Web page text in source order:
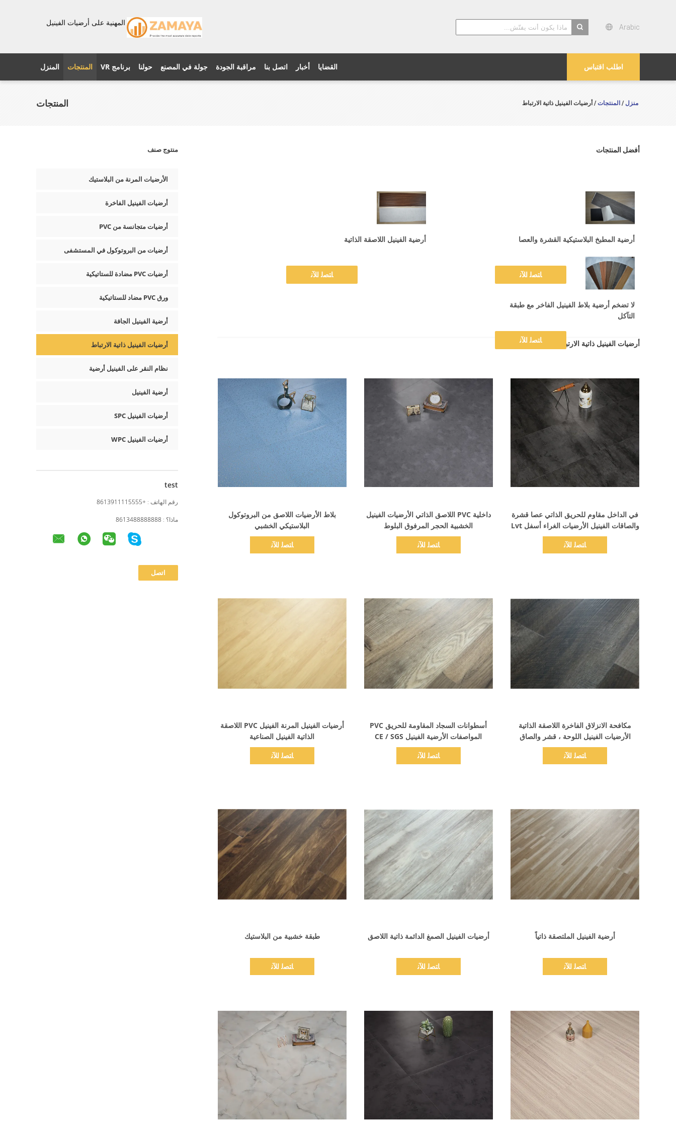
المهنية على أرضيات الفينيل
Arabic
اطلب اقتباس المنزل المنتجات برنامج VR حولنا جولة في المصنع مراقبة الجودة اتصل بنا أخبار القضايا
المنتجات منزل /المنتجات/ أرضيات الفينيل ذاتية الارتباط
منتوج صنف
الأرضيات المرنة من البلاستيك
أرضيات الفينيل الفاخرة
أرضيات متجانسة من PVC
أرضيات من البروتوكول في المستشفى
أرضيات PVC مضادة للستاتيكية
ورق PVC مضاد للستاتيكية
أرضية الفينيل الجافة
أرضيات الفينيل ذاتية الارتباط
نظام النقر على الفينيل أرضية
أرضية الفينيل
أرضيات الفينيل SPC
أرضيات الفينيل WPC
test
رقم الهاتف : +8613911115555
ماذا؟ :
أفضل المنتجات
أرضية المطبخ البلاستيكية القشرة والعصا
ﺎﺘﺼﻟ ﺍﻶﻧ
أرضية الفينيل اللاصقة الذاتية
ﺎﺘﺼﻟ ﺍﻶﻧ
لا تضخم أرضية بلاط الفينيل الفاخر مع طبقة
التآكل
ﺎﺘﺼﻟ ﺍﻶﻧ أرضيات الفينيل ذاتية الارتباط
بلاط الأرضيات اللاصق من البروتوكول
البلاستيكي الخشبي
ﺎﺘﺼﻟ ﺍﻶﻧ
اظهر التفاصيل
داخلية PVC اللاصق الذاتي الأرضيات الفينيل
الخشبية الحجر المرفوق البلوط
ﺎﺘﺼﻟ ﺍﻶﻧ
في الداخل مقاوم للحريق الذاتي عصا قشرة
والصاقات الفينيل الأرضيات الغراء أسفل Lvt
ﺎﺘﺼﻟ ﺍﻶﻧ
أرضيات الفينيل المرنة الفينيل PVC اللاصقة
الذاتية الفينيل الصناعية
ﺎﺘﺼﻟ ﺍﻶﻧ
أسطوانات السجاد المقاومة للحريق PVC
المواصفات الأرضية الفينيل CE / SGS
ﺎﺘﺼﻟ ﺍﻶﻧ
مكافحة الانزلاق الفاخرة اللاصقة الذاتية
الأرضيات الفينيل اللوحة ، قشر والصاق
الفينيل البلاط
ﺎﺘﺼﻟ ﺍﻶﻧ
طبقة خشبية من البلاستيك
ﺎﺘﺼﻟ ﺍﻶﻧ
أرضيات الفينيل الصمغ الدائمة ذاتية اللاصق
ﺎﺘﺼﻟ ﺍﻶﻧ
أرضية الفينيل الملتصقة ذاتياً
ﺎﺘﺼﻟ ﺍﻶﻧ